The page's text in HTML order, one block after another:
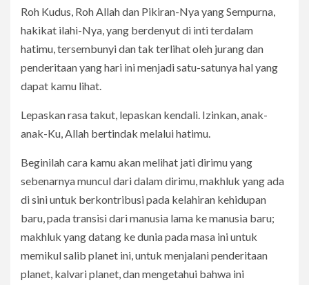
Roh Kudus, Roh Allah dan Pikiran-Nya yang Sempurna,
hakikat ilahi-Nya, yang berdenyut di inti terdalam
hatimu, tersembunyi dan tak terlihat oleh jurang dan
penderitaan yang hari ini menjadi satu-satunya hal yang
dapat kamu lihat.
Lepaskan rasa takut, lepaskan kendali. Izinkan, anak-
anak-Ku, Allah bertindak melalui hatimu.
Beginilah cara kamu akan melihat jati dirimu yang
sebenarnya muncul dari dalam dirimu, makhluk yang ada
di sini untuk berkontribusi pada kelahiran kehidupan
baru, pada transisi dari manusia lama ke manusia baru;
makhluk yang datang ke dunia pada masa ini untuk
memikul salib planet ini, untuk menjalani penderitaan
planet, kalvari planet, dan mengetahui bahwa ini